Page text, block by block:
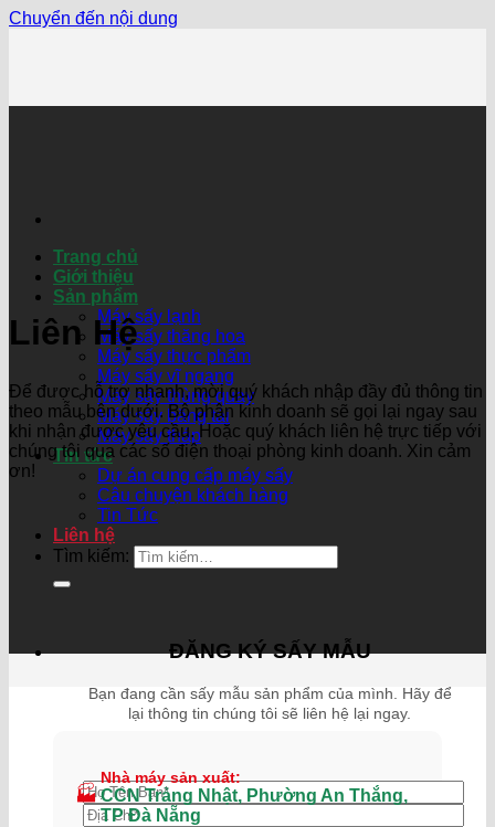
Chuyển đến nội dung
Trang chủ
Giới thiệu
Sản phẩm
Máy sấy lạnh
Máy sấy thăng hoa
Máy sấy thực phẩm
Máy sấy vĩ ngang
Máy sấy thùng quay
Máy sấy băng tải
Máy sấy tháp
Tin tức
Dự án cung cấp máy sấy
Câu chuyện khách hàng
Tin Tức
Liên hệ
Tìm kiếm:
ĐĂNG KÝ SẤY MẪU
Bạn đang cần sấy mẫu sản phẩm của mình. Hãy để
lại thông tin chúng tôi sẽ liên hệ lại ngay.
Liên Hệ
Để được hỗ trợ nhanh, mời quý khách nhập đầy đủ thông tin
theo mẫu bên dưới. Bộ phận kinh doanh sẽ gọi lại ngay sau
khi nhận được yêu cầu. Hoặc quý khách liên hệ trực tiếp với
chúng tôi qua các số điện thoại phòng kinh doanh. Xin cảm
ơn!
🏭
Nhà máy sản xuất:
CCN Trảng Nhật, Phường An Thắng,
TP Đà Nẵng